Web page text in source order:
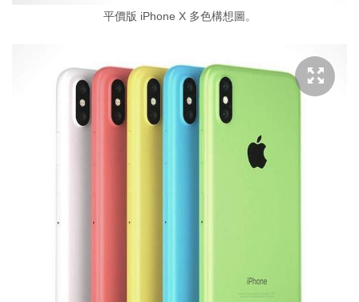
平價版 iPhone X 多色構想圖。